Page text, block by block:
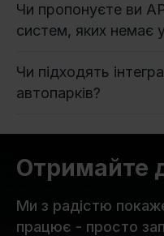
Чи пропонуєте ви
систем, яких немає
Чи підходять
автопарків?
Отримайте
Ми з радістю
працює - просто